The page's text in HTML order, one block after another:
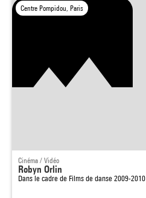
Centre Pompidou, Paris
Cinéma / Vidéo
Robyn Orlin
Dans le cadre de Films de danse 2009-2010